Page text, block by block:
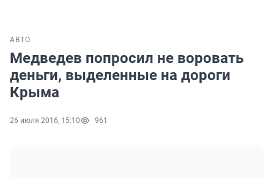
АВТО
Медведев попросил не воровать
деньги, выделенные на дороги
Крыма
26 июля 2016, 15:10 961